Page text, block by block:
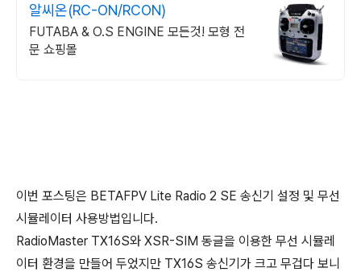
알씨온(RC-ON/RCON)
FUTABA & O.S ENGINE 모든것! 모형 전
문 쇼핑몰
이번 포스팅은 BETAFPV Lite Radio 2 SE 송신기 설정 및 무선
시뮬레이터 사용방법입니다.
RadioMaster TX16S와 XSR-SIM 동글을 이용한 무선 시뮬레
이터 환경을 만들어 두었지만 TX16S 송신기가 크고 무겁다 보니